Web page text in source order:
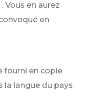
. Vous en aurez
en
fourni en copie
la langue du pays